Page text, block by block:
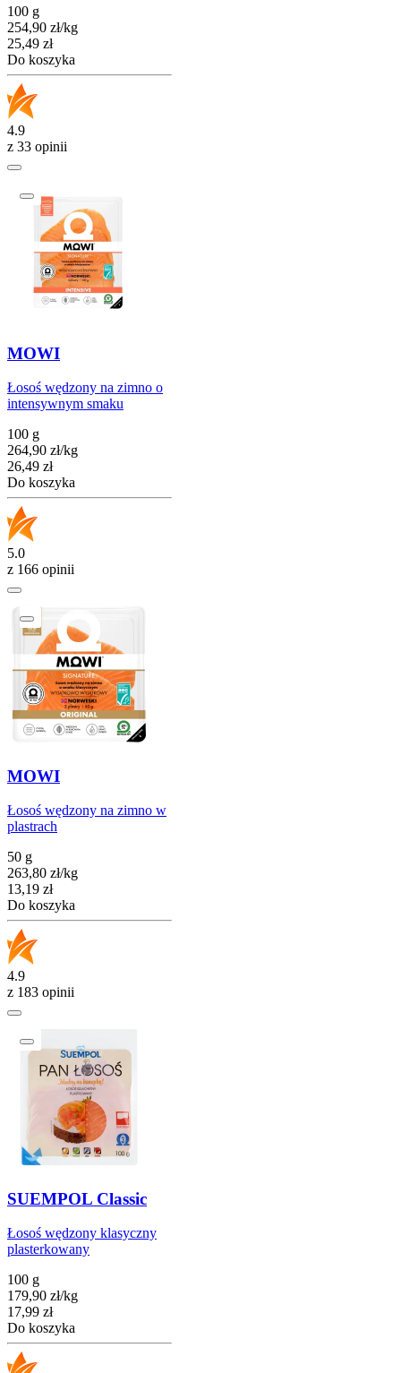
100 g
254,90 zł/kg
Cena
25,49 zł
Do koszyka
4.9
z 33 opinii
MOWI
Łosoś wędzony na zimno o
intensywnym smaku
100 g
264,90 zł/kg
Cena
26,49 zł
Do koszyka
5.0
z 166 opinii
MOWI
Łosoś wędzony na zimno w
plastrach
50 g
263,80 zł/kg
Cena
13,19 zł
Do koszyka
4.9
z 183 opinii
SUEMPOL Classic
Łosoś wędzony klasyczny
plasterkowany
100 g
179,90 zł/kg
Cena
17,99 zł
Do koszyka